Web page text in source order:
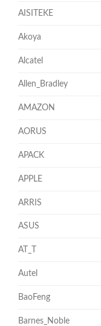
AISITEKE
Akoya
Alcatel
Allen_Bradley
AMAZON
AORUS
APACK
APPLE
ARRIS
ASUS
AT_T
Autel
BaoFeng
Barnes_Noble